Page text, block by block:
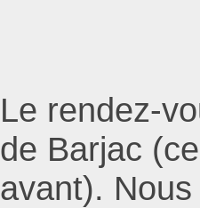
Le rendez-
de Barjac
avant).